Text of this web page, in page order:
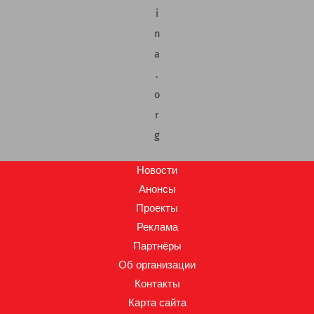
i
n
a
.
o
r
g
Новости
Анонсы
Проекты
Реклама
Партнёры
Об организации
Контакты
Карта сайта